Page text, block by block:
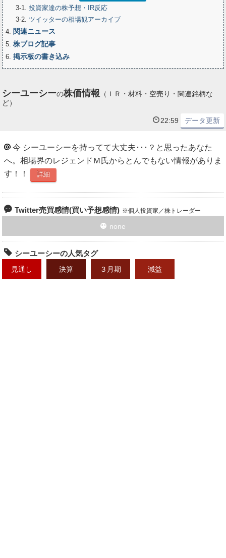
3-1 投資家達の株予想・IR反応
3-2 ツイッターの相場観アーカイブ
4
関連ニュース
5 株ブログ記事
6 掲示板の書き込み
シーユーシーの株価情報 （ＩＲ・材料・空売り・関連銘柄な
ど）
22:59 データ更新
今 シーユーシーを持ってて大丈夫･･･？と思ったあなた
へ。相場界のレジェンドＭ氏からとんでもない情報がありま
す！！
詳細
Twitter売買感情(買い予想感情) 個人投資家／株トレーダー
none
シーユーシーの人気タグ
見通し 決算 ３月期 減益